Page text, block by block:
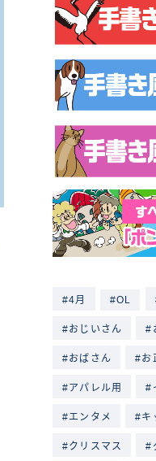
4月 OL
おじいさん
おばさん お
アパレル用
エンタメ キ
クリスマス